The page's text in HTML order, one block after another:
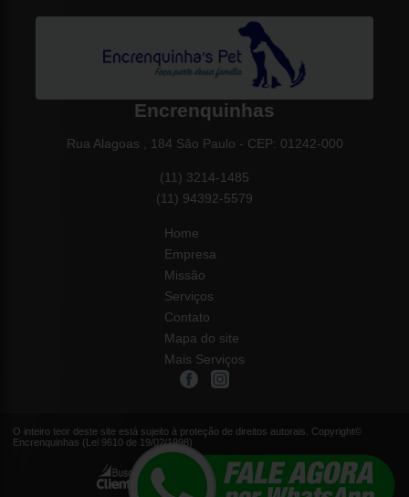
Encrenquinhas
Rua Alagoas , 184 São Paulo - CEP: 01242-000
(11) 3214-1485
(11) 94392-5579
Home
Empresa
Missão
Serviços
Contato
Mapa do site
Mais Serviços
O inteiro teor deste site está sujeito à proteção de direitos autorais. Copyright©
Encrenquinhas (Lei 9610 de 19/02/1998)